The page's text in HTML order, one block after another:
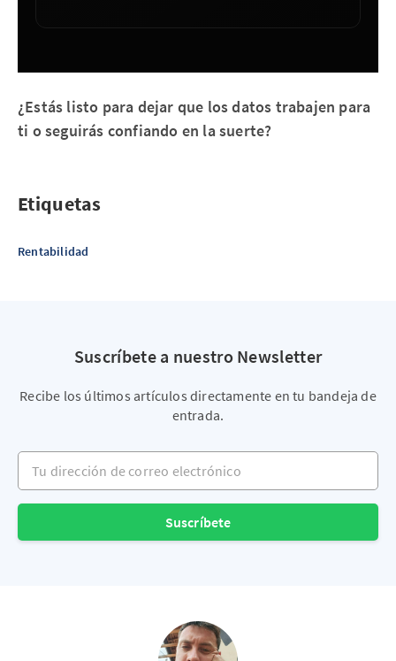
¿Estás listo para dejar que los datos trabajen para
ti o seguirás confiando en la suerte?
Etiquetas
Rentabilidad
Suscríbete a nuestro Newsletter
Recibe los últimos artículos directamente en tu bandeja de
entrada.
Tu dirección de correo electrónico
Suscríbete